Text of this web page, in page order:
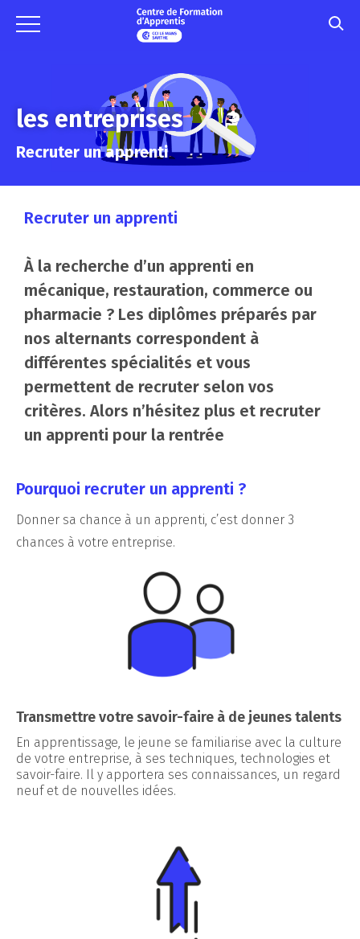
les entreprises
Recruter un apprenti
Recruter un apprenti
À la recherche d’un apprenti en
mécanique, restauration, commerce ou
pharmacie ? Les diplômes préparés par
nos alternants correspondent à
différentes spécialités et vous
permettent de recruter selon vos
critères. Alors n’hésitez plus et recruter
un apprenti pour la rentrée
Pourquoi recruter un apprenti ?
Donner sa chance à un apprenti, c’est donner 3
chances à votre entreprise.
Transmettre votre savoir-faire à de jeunes talents
En apprentissage, le jeune se familiarise avec la culture
de votre entreprise, à ses techniques, technologies et
savoir-faire. Il y apportera ses connaissances, un regard
neuf et de nouvelles idées.